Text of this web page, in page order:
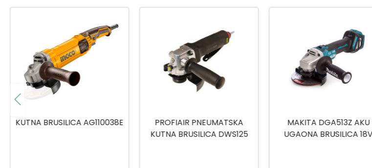
PROFIAIR PNEUMATSKA
MAKITA DGA513Z AKU
UGAONA BRUSILICA 18V
KUTNA BRUSILICA 2400 W